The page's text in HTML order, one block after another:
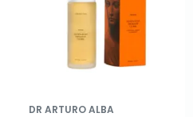
DR ARTURO ALBA